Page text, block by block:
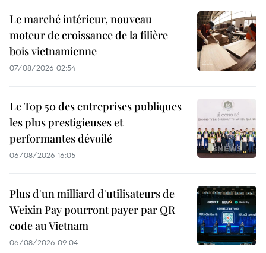
Le marché intérieur, nouveau
moteur de croissance de la filière
bois vietnamienne
07/08/2026 02:54
Le Top 50 des entreprises publiques
les plus prestigieuses et
performantes dévoilé
06/08/2026 16:05
Plus d'un milliard d'utilisateurs de
Weixin Pay pourront payer par QR
code au Vietnam
06/08/2026 09:04